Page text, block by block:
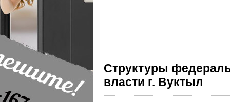
Структуры
власти г. Вуктыл